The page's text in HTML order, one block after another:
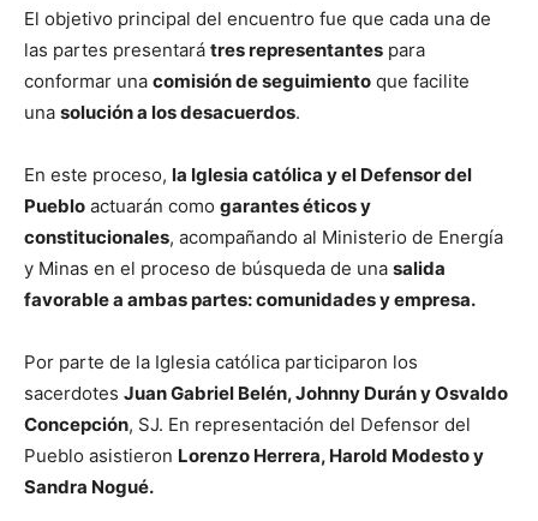
El objetivo principal del encuentro fue que cada una de
las partes presentará tres representantes para
conformar una comisión de seguimiento que facilite
una solución a los desacuerdos.
En este proceso, la Iglesia católica y el Defensor del
Pueblo actuarán como garantes éticos y
constitucionales, acompañando al Ministerio de Energía
y Minas en el proceso de búsqueda de una salida
favorable a ambas partes: comunidades y empresa.
Por parte de la Iglesia católica participaron los
sacerdotes Juan Gabriel Belén, Johnny Durán y Osvaldo
Concepción, SJ. En representación del Defensor del
Pueblo asistieron Lorenzo Herrera, Harold Modesto y
Sandra Nogué.